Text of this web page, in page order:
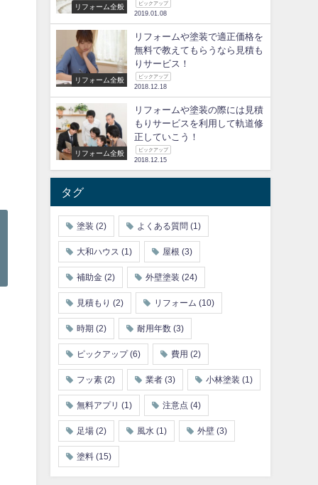
リフォーム全般 ピックアップ
2019.01.08
リフォーム全般
リフォームや塗装で適正価格を
無料で教えてもらうなら見積も
りサービス！
ピックアップ
2018.12.18
リフォーム全般
リフォームや塗装の際には見積
もりサービスを利用して軌道修
正していこう！
ピックアップ
2018.12.15
タグ
塗装 (2) よくある質問 (1)
大和ハウス (1) 屋根 (3)
補助金(2) 外壁塗装 (24)
見積もり (2) リフォーム (10)
時期 (2) 耐用年数(3)
ピックアップ(6) 費用 (2)
フッ素(2) 業者(3) 小林塗装 (1)
無料アプリ (1) 注意点 (4)
足場(2) 風水 (1) 外壁(3)
塗料(15)